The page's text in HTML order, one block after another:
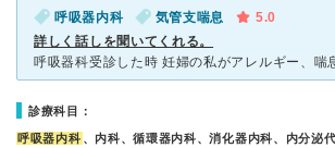
呼吸器内科 気管支喘息
5.0
詳しく話しを聞いてくれる。
診療科目：
呼吸器内科 、内科、循環器内科、消化器内科、内分泌